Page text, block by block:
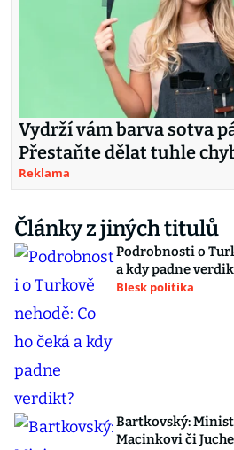
Vydrží vám barva sotva
Přestaňte dělat tuhle
Reklama
Články z jiných titulů
Podrobnosti o
a kdy padne
Blesk politika
Bartkovský:
Macinkovi či